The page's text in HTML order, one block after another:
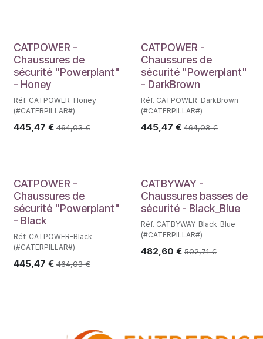
CATPOWER -
Chaussures de
sécurité "Powerplant"
- Honey
Réf. CATPOWER-Honey
(#CATERPILLAR#)
445,47 € 464,03€
CATPOWER -
Chaussures de
sécurité "Powerplant"
- DarkBrown
Réf. CATPOWER-DarkBrown
(#CATERPILLAR#)
445,47 € 464,03€
CATPOWER -
Chaussures de
sécurité "Powerplant"
- Black
Réf. CATPOWER-Black
(#CATERPILLAR#)
445,47 € 464,03€
CATBYWAY -
Chaussures basses de
sécurité - Black_Blue
Réf. CATBYWAY-Black_Blue
(#CATERPILLAR#)
482,60 € 502,71€